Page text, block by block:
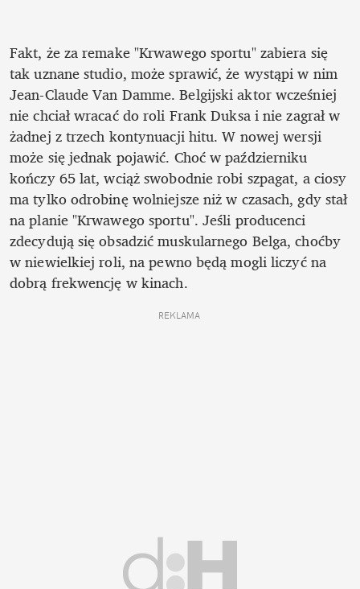
Fakt, że za remake "Krwawego sportu" zabiera się
tak uznane studio, może sprawić, że wystąpi w nim
Jean-Claude Van Damme. Belgijski aktor wcześniej
nie chciał wracać do roli Frank Duksa i nie zagrał w
żadnej z trzech kontynuacji hitu. W nowej wersji
może się jednak pojawić. Choć w październiku
kończy 65 lat, wciąż swobodnie robi szpagat, a ciosy
ma tylko odrobinę wolniejsze niż w czasach, gdy stał
na planie "Krwawego sportu". Jeśli producenci
zdecydują się obsadzić muskularnego Belga, choćby
w niewielkiej roli, na pewno będą mogli liczyć na
dobrą frekwencję w kinach.
REKLAMA